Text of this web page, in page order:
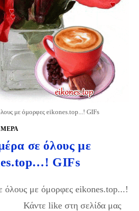
με όμορφες eikones.top...! GIFs
σε όλους με
GIFs
με όμορφες eikones.top...!
στη σελίδα μας